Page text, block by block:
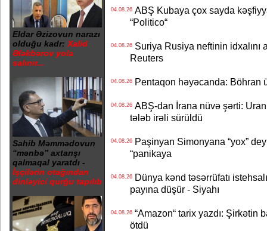
Eldar Əzizovun narazı
olduğu kadr: Xalid
Ələkbərov yola
salınır...
Sahib Məmmədovun
“mənbə” axtarışı
qalmaqal yaratdı -
İşçilərin otağından
dinləyici qurğu tapılıb
04.08.26ABŞ Kubaya çox sayda
“Politico“
04.08.26Suriya Rusiya neftinin idxalını
Reuters
04.08.26Pentaqon həyəcanda: Böhran
04.08.26ABŞ-dan İrana nüvə şərti: Uran
tələb irəli sürüldü
04.08.26Paşinyan Simonyana “yox”
“panikaya
04.08.26Dünya kənd təsərrüfatı
payına düşür - Siyahı
04.08.26“Amazon“ tarix yazdı: Şirkətin
ötdü